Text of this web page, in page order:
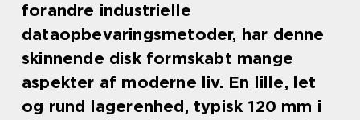
forandre industrielle
dataopbevaringsmetoder, har denne
skinnende disk formskabt mange
aspekter af moderne liv. En lille, let
og rund lagerenhed, typisk 120 mm i